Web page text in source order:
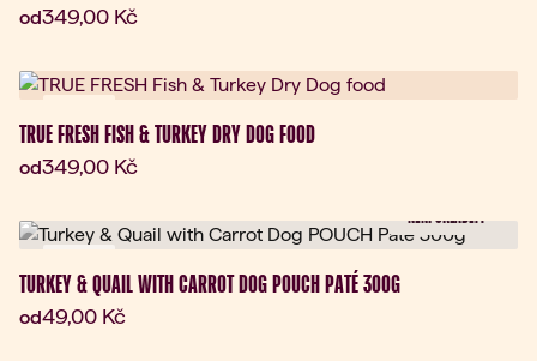
odAktuální cena:
349,00 Kč
TRUE FRESH FISH & TURKEY DRY DOG FOOD
odAktuální cena:
349,00 Kč
NENÍ SKLADEM
TURKEY & QUAIL WITH CARROT DOG POUCH PATÉ 300G
odAktuální cena:
49,00 Kč